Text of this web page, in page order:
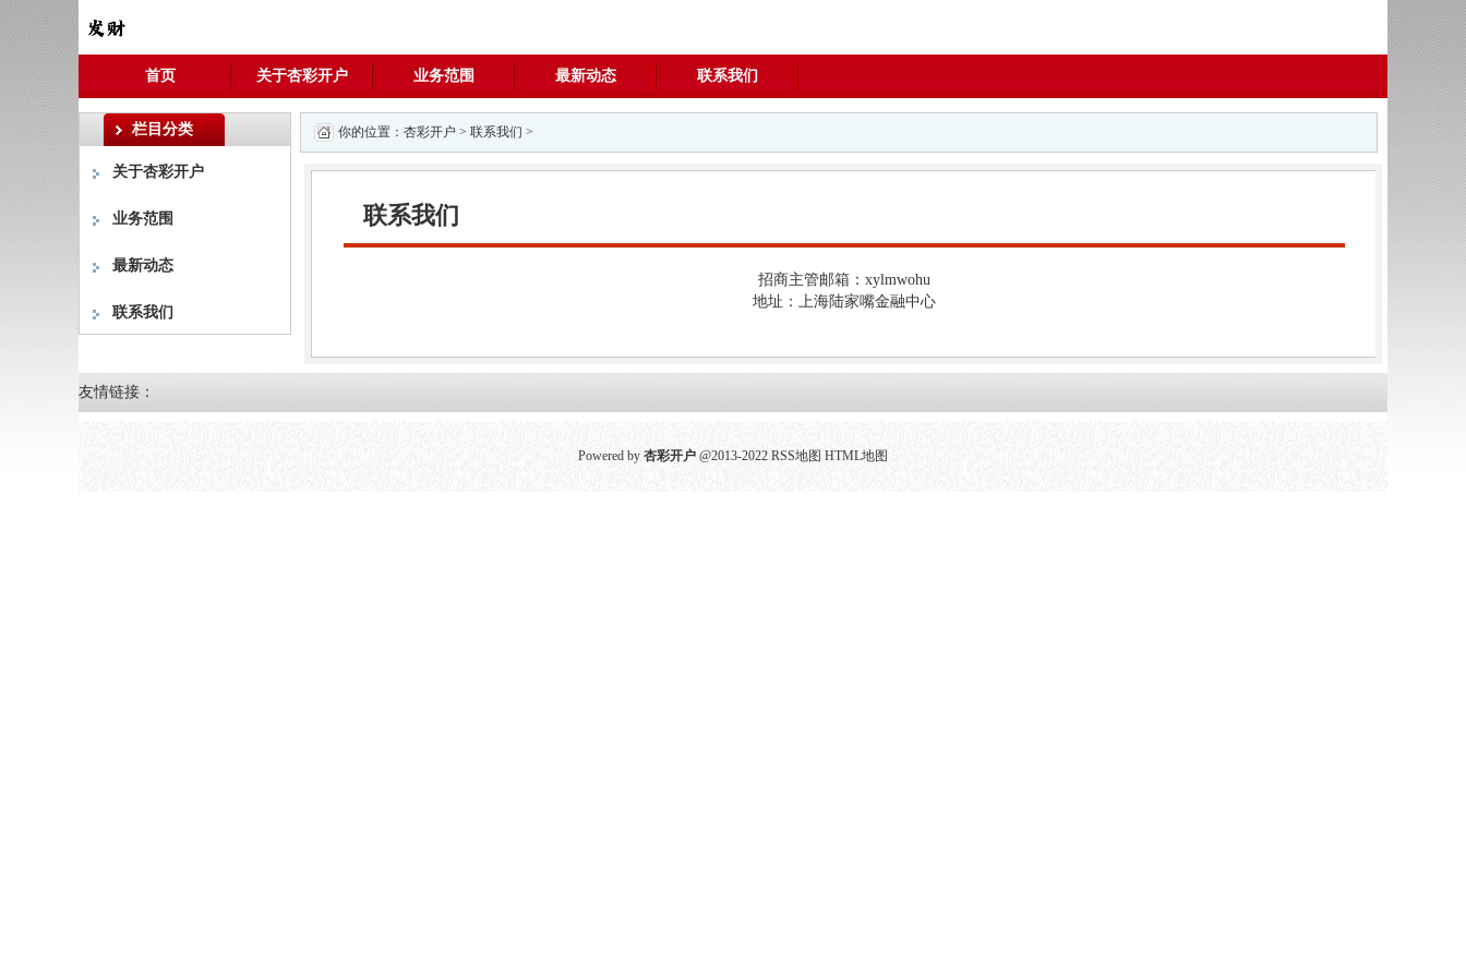
首页 关于杏彩开户 业务范围 最新动态 联系我们
栏目分类
关于杏彩开户
业务范围
最新动态
联系我们
你的位置： 杏彩开户 > 联系我们 >
联系我们
招商主管邮箱：xylmwohu
地址：上海陆家嘴金融中心
友情链接：
Powered by 杏彩开户 @2013-2022 RSS地图 HTML地图